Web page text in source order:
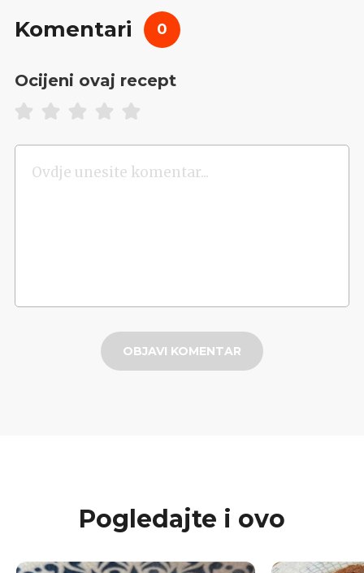
Komentari 0
Ocijeni ovaj recept
OBJAVI KOMENTAR
Pogledajte i ovo